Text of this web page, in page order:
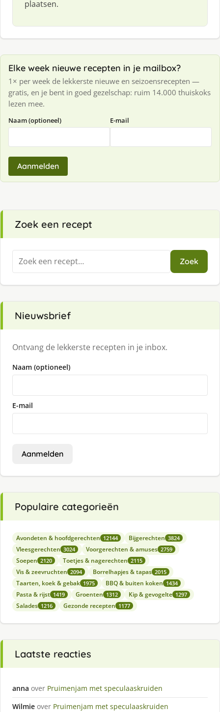
plaatsen.
Elke week nieuwe recepten in je mailbox?
1× per week de lekkerste nieuwe en seizoensrecepten —
gratis, en je bent in goed gezelschap: ruim 14.000 thuiskoks
lezen mee.
Naam (optioneel) E-mail
Aanmelden
Zoek een recept
Zoeken
naar:
Zoek
Nieuwsbrief
Ontvang de lekkerste recepten in je inbox.
Naam (optioneel)
E-mail
Aanmelden
Populaire categorieën
Avondeten & hoofdgerechten 12144 Bijgerechten 3824
Vleesgerechten 3024 Voorgerechten & amuses 2759
Soepen 2120 Toetjes & nagerechten 2115
Vis & zeevruchten 2094 Borrelhapjes & tapas 2015
Taarten, koek & gebak 1975 BBQ & buiten koken 1434
Pasta & rijst 1419 Groenten 1312 Kip & gevogelte 1297
Salades 1216 Gezonde recepten 1177
Laatste reacties
anna over Pruimenjam met speculaaskruiden
Wilmie over Pruimenjam met speculaaskruiden